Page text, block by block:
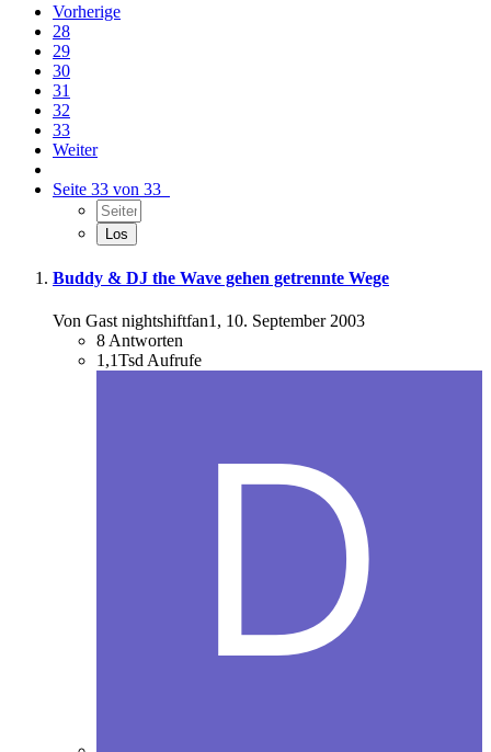
Vorherige
28
29
30
31
32
33
Weiter
Seite 33 von 33
Buddy & DJ the Wave gehen getrennte Wege
Von Gast nightshiftfan1, 10. September 2003
8 Antworten
1,1Tsd Aufrufe